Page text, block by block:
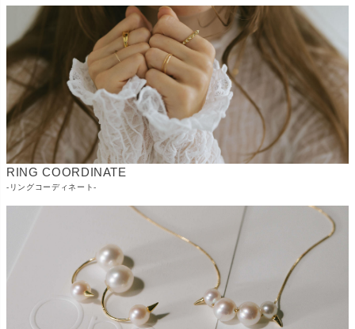
RING COORDINATE
-リングコーディネート-